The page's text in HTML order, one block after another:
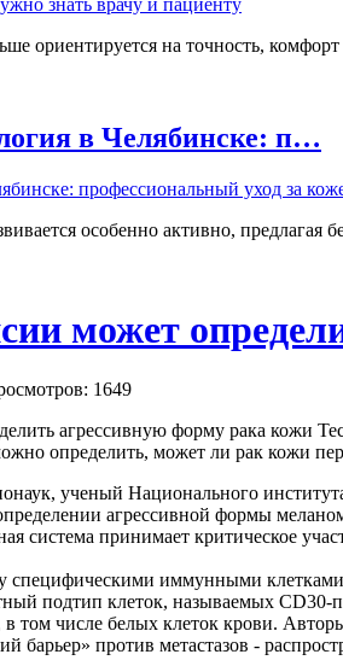
ориентируется на точность,
в Челябинске: п…
особенно активно,
может
1649
определить, может ли рак кожи
ученый Национального
агрессивной формы
система принимает критическое
специфическими иммунными
подтип клеток, называемых
том числе белых клеток крови.
барьер» против метастазов -